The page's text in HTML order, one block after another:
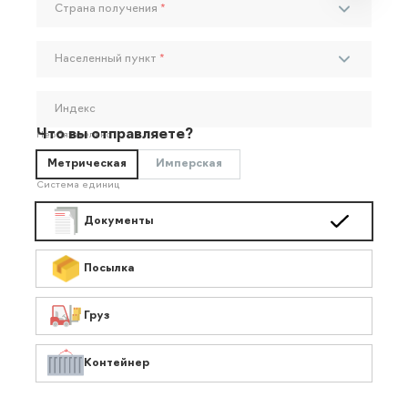
Страна получения *
Населенный пункт *
Индекс
Необязательно
Что вы отправляете?
Метрическая Имперская
Система единиц
Документы
Посылка
Груз
Контейнер